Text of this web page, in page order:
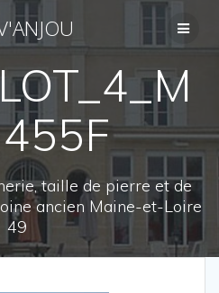
Passer
au
contenu
taille de pierre et de
ancien Maine-et-Loire
49